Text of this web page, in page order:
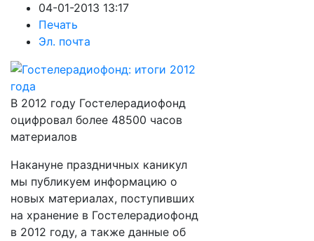
04-01-2013 13:17
Печать
Эл. почта
В 2012 году Гостелерадиофонд
оцифровал более 48500 часов
материалов
Накануне праздничных каникул
мы публикуем информацию о
новых материалах, поступивших
на хранение в Гостелерадиофонд
в 2012 году, а также данные об